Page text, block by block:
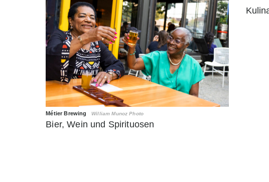
Métier Brewing William Munoz Photo
Bier, Wein und Spirituosen